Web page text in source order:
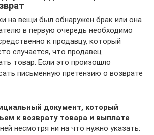
на вещи был обнаружен брак или она
в первую очередь необходимо
к продавцу, который
случается, что продавец
товар. Если это произошло
письменную претензию о возврате
документ, который
к возврату товара и выплате
несмотря ни на что нужно указать: